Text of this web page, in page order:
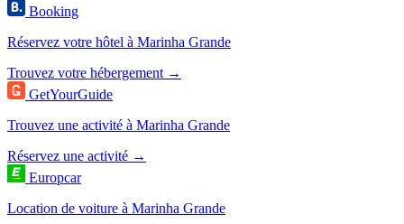
Booking
Réservez votre hôtel à Marinha Grande
Trouvez votre hébergement →
GetYourGuide
Trouvez une activité à Marinha Grande
Réservez une activité →
Europcar
Location de voiture à Marinha Grande